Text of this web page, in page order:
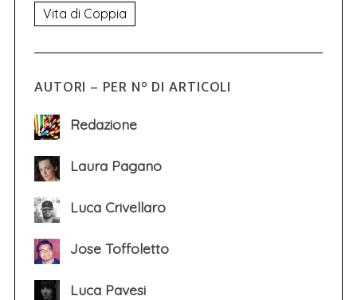
Vita di Coppia
AUTORI – PER N° DI ARTICOLI
Redazione
Laura Pagano
Luca Crivellaro
Jose Toffoletto
Luca Pavesi